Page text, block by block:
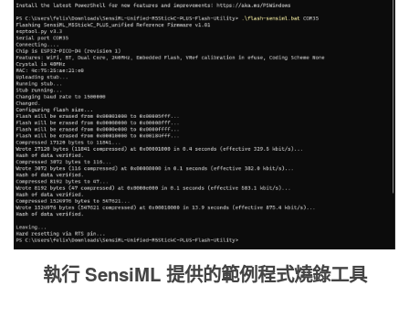
執行 SensiML 提供的範例程式燒錄工具